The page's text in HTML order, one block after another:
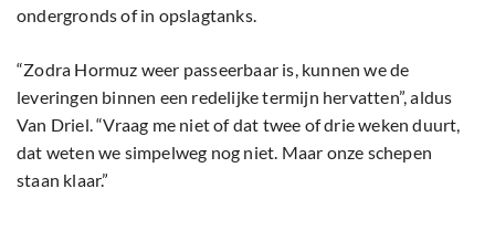
ondergronds of in opslagtanks.
“Zodra Hormuz weer passeerbaar is, kunnen we de
leveringen binnen een redelijke termijn hervatten”, aldus
Van Driel. “Vraag me niet of dat twee of drie weken duurt,
dat weten we simpelweg nog niet. Maar onze schepen
staan klaar.”